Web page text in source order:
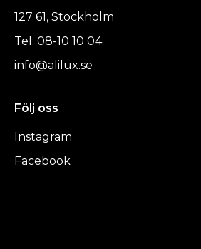
127 61, Stockholm
Tel: 08-10 10 04
info@alilux.se
Följ oss
Instagram
Facebook